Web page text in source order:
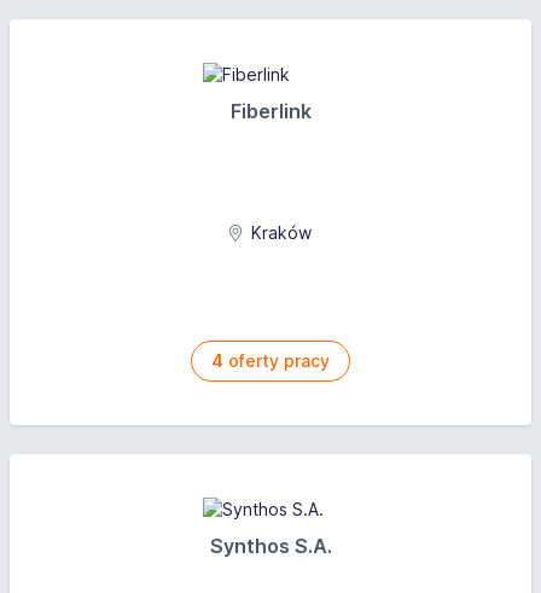
Fiberlink
Kraków
4 oferty pracy
Synthos S.A.